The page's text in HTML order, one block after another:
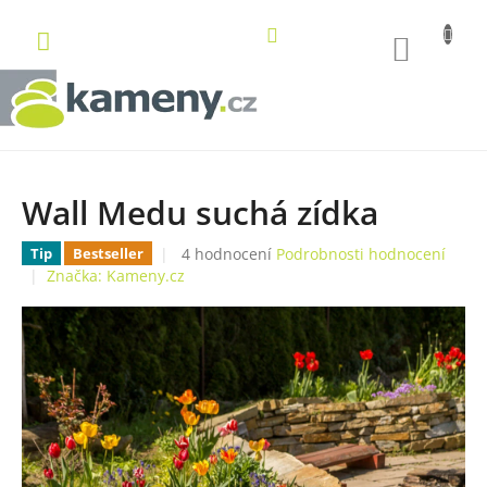
obsah
Wall Medu suchá zídka
Tip Bestseller
Průměrné
hodnocení
je
4,8
z
hvězdiček.
4 hodnocení Podrobnosti hodnocení
Značka: Kameny.cz